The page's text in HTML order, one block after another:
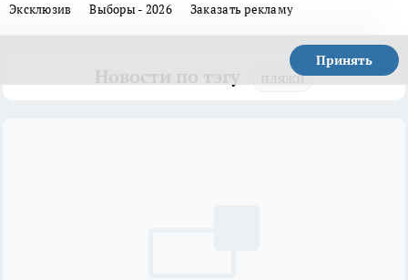
Эксклюзив Выборы - 2026 Заказать рекламу
Принять
пляжи